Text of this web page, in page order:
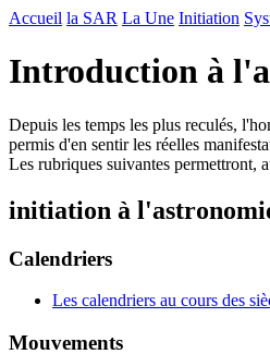
Accueil la SAR La Une Initiation
Introduction à
Depuis les temps les plus reculés,
permis d'en sentir les réelles
Les rubriques suivantes permettront,
initiation à
Calendriers
Les calendriers au cours des
Mouvements